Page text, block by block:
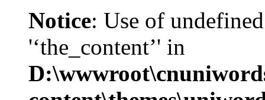
Notice: Use of
'‘the_content’' in